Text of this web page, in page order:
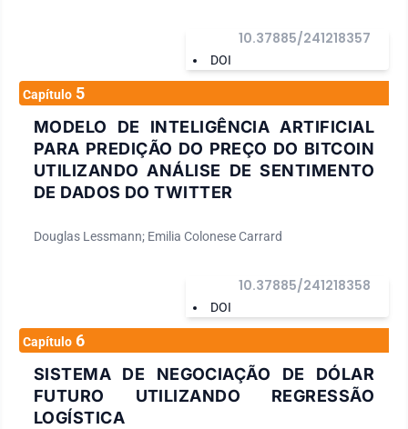
DOI
10.37885/241218357
Capítulo 5
MODELO DE INTELIGÊNCIA ARTIFICIAL
PARA PREDIÇÃO DO PREÇO DO BITCOIN
UTILIZANDO ANÁLISE DE SENTIMENTO
DE DADOS DO TWITTER
Douglas Lessmann; Emilia Colonese Carrard
DOI
10.37885/241218358
Capítulo 6
SISTEMA DE NEGOCIAÇÃO DE DÓLAR
FUTURO UTILIZANDO REGRESSÃO
LOGÍSTICA